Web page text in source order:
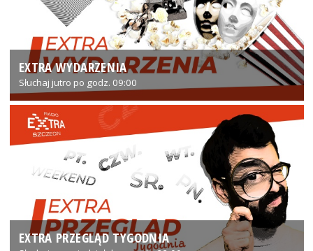
EXTRA WYDARZENIA
Słuchaj jutro po godz. 09:00
EXTRA PRZEGLĄD TYGODNIA